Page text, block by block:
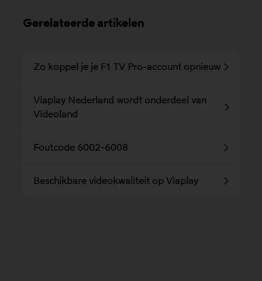
Gerelateerde artikelen
Zo koppel je je F1 TV Pro-account opnieuw
Viaplay Nederland wordt onderdeel van
Videoland
Foutcode 6002-6008
Beschikbare videokwaliteit op Viaplay